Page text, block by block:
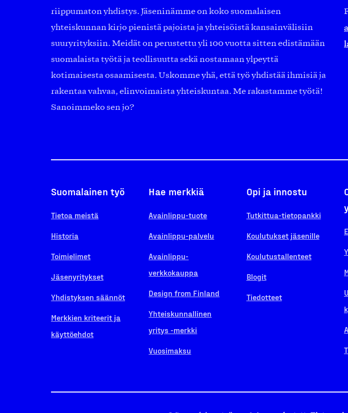
riippumaton yhdistys. Jäseninämme on koko suomalaisen
yhteiskunnan kirjo pienistä pajoista ja yhteisöistä kansainvälisiin
suuryrityksiin. Meidät on perustettu yli 100 vuotta sitten edistämään
suomalaista työtä ja teollisuutta sekä nostamaan ylpeyttä
kotimaisesta osaamisesta. Uskomme yhä, että työ yhdistää ihmisiä ja
rakentaa vahvaa, elinvoimaista yhteiskuntaa. Me rakastamme työtä!
Sanoimmeko sen jo?
Suomalainen työ
Tietoa meistä
Historia
Toimielimet
Jäsenyritykset
Yhdistyksen säännöt
Merkkien kriteerit ja
käyttöehdot
Hae merkkiä
Avainlippu-tuote
Avainlippu-palvelu
Avainlippu-
verkkokauppa
Design from Finland
Yhteiskunnallinen
yritys -merkki
Vuosimaksu
Opi ja innostu
Tutkittua-tietopankki
Koulutukset jäsenille
Koulutustallenteet
Blogit
Tiedotteet